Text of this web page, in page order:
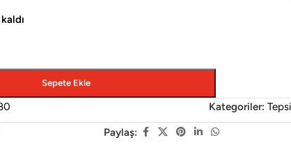
Sepete Ekle
Kategoriler: Tepsi
Paylaş: